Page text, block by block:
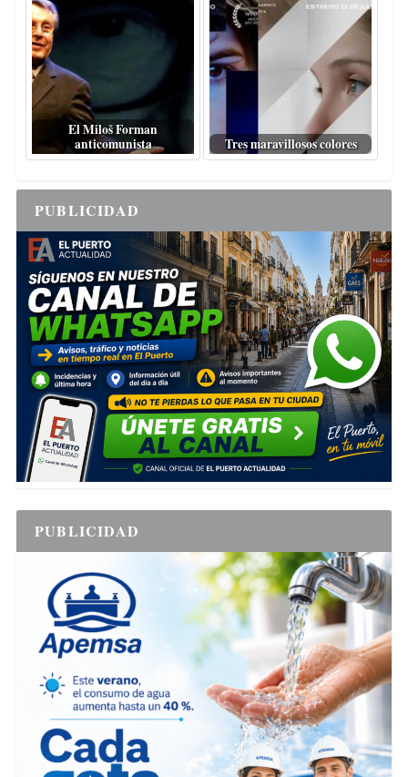
El Miloš Forman
anticomunista
Tres maravillosos colores
PUBLICIDAD
PUBLICIDAD